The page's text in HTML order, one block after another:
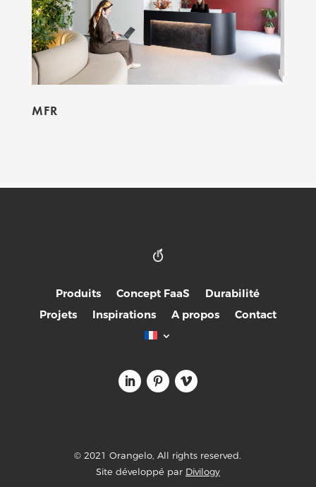
MFR
Produits Concept FaaS
Durabilité
Projets
Inspirations A propos Contact
© 2021 Orangelo, All rights reserved.
Site développé par Divilogy